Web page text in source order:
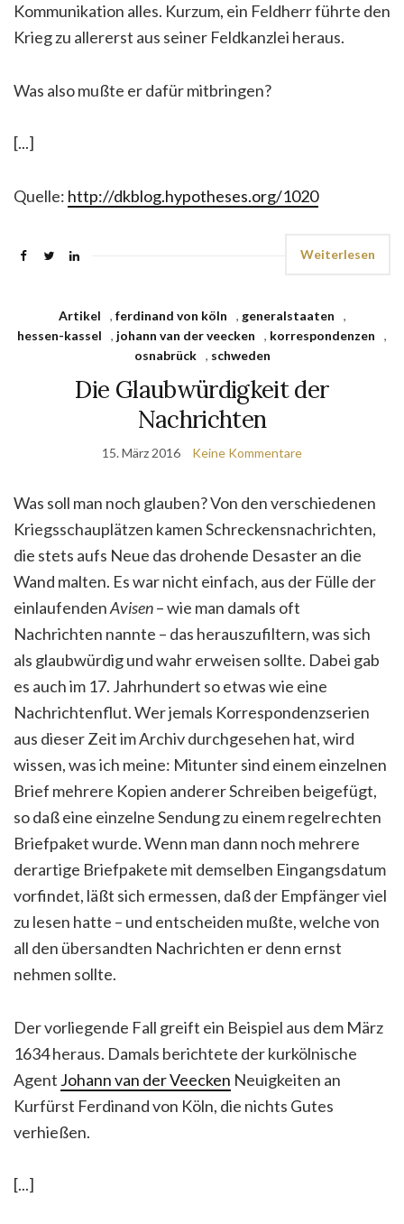
Kommunikation alles. Kurzum, ein Feldherr führte den
Krieg zu allererst aus seiner Feldkanzlei heraus.
Was also mußte er dafür mitbringen?
[...]
Quelle: http://dkblog.hypotheses.org/1020
Weiterlesen
Artikel , ferdinand von köln , generalstaaten
,
hessen-kassel
, johann van der veecken , korrespondenzen
,
osnabrück
, schweden
Die Glaubwürdigkeit der
Nachrichten
15. März 2016 Keine Kommentare
Was soll man noch glauben? Von den verschiedenen
Kriegsschauplätzen kamen Schreckensnachrichten,
die stets aufs Neue das drohende Desaster an die
Wand malten. Es war nicht einfach, aus der Fülle der
einlaufendenAvisen– wie man damals oft
Nachrichten nannte – das herauszufiltern, was sich
als glaubwürdig und wahr erweisen sollte. Dabei gab
es auch im 17. Jahrhundert so etwas wie eine
Nachrichtenflut. Wer jemals Korrespondenzserien
aus dieser Zeit im Archiv durchgesehen hat, wird
wissen, was ich meine: Mitunter sind einem einzelnen
Brief mehrere Kopien anderer Schreiben beigefügt,
so daß eine einzelne Sendung zu einem regelrechten
Briefpaket wurde. Wenn man dann noch mehrere
derartige Briefpakete mit demselben Eingangsdatum
vorfindet, läßt sich ermessen, daß der Empfänger viel
zu lesen hatte – und entscheiden mußte, welche von
all den übersandten Nachrichten er denn ernst
nehmen sollte.
Der vorliegende Fall greift ein Beispiel aus dem März
1634 heraus. Damals berichtete der kurkölnische
Agent Johann van der Veecken Neuigkeiten an
Kurfürst Ferdinand von Köln, die nichts Gutes
verhießen.
[...]